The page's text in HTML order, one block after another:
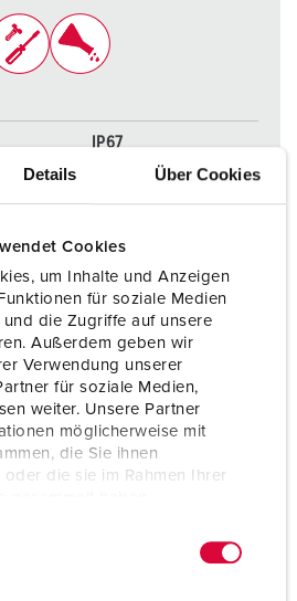
Details Über Cookies
Cookies
um Inhalte und Anzeigen
für soziale Medien
die Zugriffe auf unsere
Außerdem geben wir
Verwendung unserer
für soziale Medien,
weiter. Unsere Partner
möglicherweise mit
die Sie ihnen
die sie im Rahmen Ihrer
IP67
400 V
avec bornes à vis
LE PRODUIT